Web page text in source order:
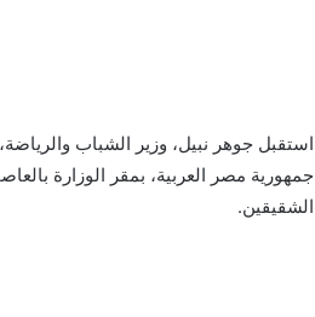
استقبل جوهر نبيل، وزير الشباب
جمهورية مصر العربية، بمقر الوزارة
الشقيقين.